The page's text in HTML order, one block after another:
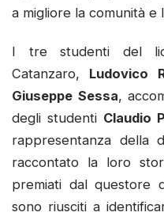
a migliore la comunità e
I tre studenti del
Catanzaro, Ludovico
Giuseppe Sessa,
degli studenti Claudio
rappresentanza della
raccontato la loro
premiati dal questore
sono riusciti a